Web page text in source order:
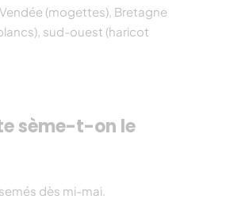
(mogettes), Bretagne
sud-ouest (haricot
sème-t-on le
dès mi-mai.